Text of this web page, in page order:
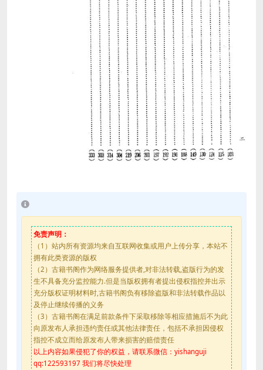
免责声明：
（1）站内所有资源均来自互联网收集或用户上传分享，本站不
拥有此类资源的版权
（2）古籍书阁作为网络服务提供者,对非法转载,盗版行为的发
生不具备充分监控能力.但是当版权拥有者提出侵权指控并出示
充分版权证明材料时,古籍书阁负有移除盗版和非法转载作品以
及停止继续传播的义务
（3）古籍书阁在满足前款条件下采取移除等相应措施后不为此
向原发布人承担违约责任或其他法律责任，包括不承担因侵权
指控不成立而给原发布人带来损害的赔偿责任
以上内容如果侵犯了你的权益，请联系微信：yishanguji
qq:122593197 我们将尽快处理